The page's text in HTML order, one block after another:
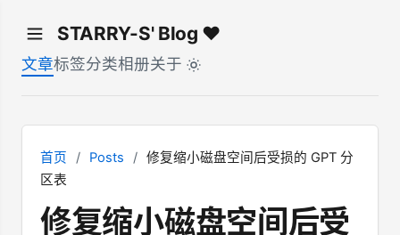
STARRY-S' Blog ♥
文章标签分类相册关于
首页 / Posts / 修复缩小磁盘空间后受损的 GPT 分
区表
修复缩小磁盘空间后受